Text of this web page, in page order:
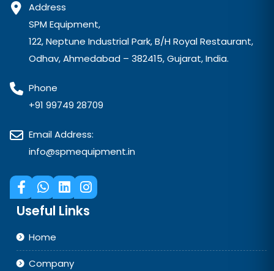
Address
SPM Equipment,
122, Neptune Industrial Park, B/H Royal Restaurant,
Odhav, Ahmedabad – 382415, Gujarat, India.
Phone
+91 99749 28709
Email Address:
info@spmequipment.in
Useful Links
Home
Company